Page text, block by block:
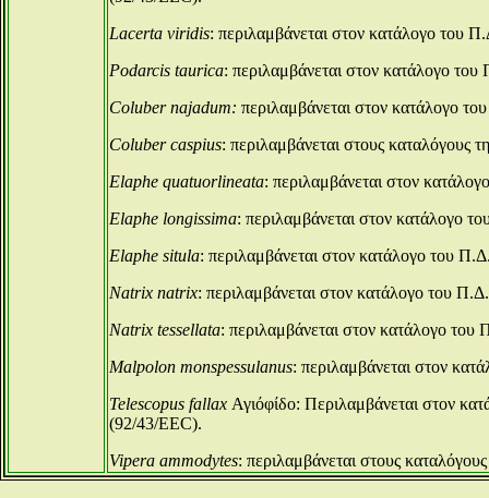
Lacerta viridis: περιλαμβάνεται στον κατάλογο του
Podarcis taurica: περιλαμβάνεται στον κατάλογο
Coluber najadum: περιλαμβάνεται στον κατάλογο
Coluber caspius: περιλαμβάνεται στους
Elaphe quatuorlineata: περιλαμβάνεται στον
Elaphe longissima: περιλαμβάνεται στον κατάλογο
Elaphe situla: περιλαμβάνεται στον κατάλογο του
Natrix natrix: περιλαμβάνεται στον κατάλογο του
Natrix tessellata: περιλαμβάνεται στον κατάλογο
Malpolon monspessulanus: περιλαμβάνεται στον
Telescopus fallax Αγιόφίδο: Περιλαμβάνεται στον
(92/43/EEC).
Vipera ammodytes: περιλαμβάνεται στους